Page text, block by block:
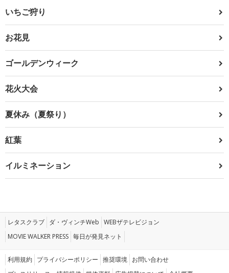
いちご狩り
お花見
ゴールデンウィーク
花火大会
夏休み（夏祭り）
紅葉
イルミネーション
レタスクラブ ダ・ヴィンチWeb WEBザテレビジョン
MOVIE WALKER PRESS 毎日が発見ネット
利用規約 プライバシーポリシー 推奨環境 お問い合わせ